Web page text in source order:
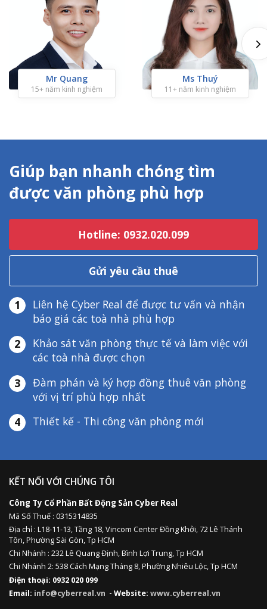
Mr Quang
15+ năm kinh nghiệm
Ms Thuý
11+ năm kinh nghiệm
Giúp bạn nhanh chóng tìm
được văn phòng phù hợp
Hotline: 0932.020.099
Gửi yêu cầu thuê
1
Liên hệ Cyber Real để được tư vấn và nhận
báo giá các toà nhà phù hợp
2
Khảo sát văn phòng thực tế và làm việc với
các toà nhà được chọn
3
Đàm phán và ký hợp đồng thuê văn phòng
với vị trí phù hợp nhất
4
Thiết kế - Thi công văn phòng mới
KẾT NỐI VỚI CHÚNG TÔI
Công Ty Cổ Phần Bất Động Sản Cyber Real
Mã Số Thuế : 0315314835
Địa chỉ : L18-11-13,Tầng 18, Vincom Center Đồng Khởi, 72 Lê Thánh
Tôn, Phường Sài Gòn, Tp HCM
Chi Nhánh : 232 Lê Quang Định,Bình Lợi Trung,Tp HCM
Chi Nhánh 2: 538 Cách Mạng Tháng 8, Phường Nhiêu Lộc, Tp HCM
Điện thoại: 0932 020 099
Email: info@cyberreal.vn - Website: www.cyberreal.vn